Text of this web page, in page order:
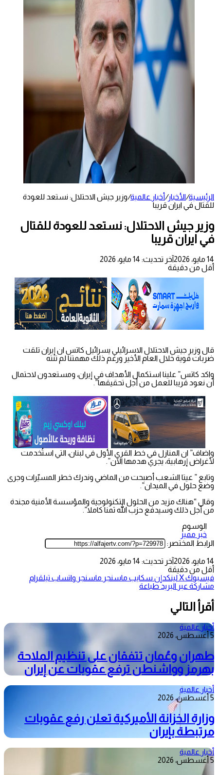
الرئيسية/الأخبار/أخبار عالمية/وزير جيش الاحتلال: نستعد للعودة
للقتال في ايران قريبا
وزير جيش الاحتلال: نستعد للعودة للقتال
في ايران قريبا
14 مايو، 2026
آخر تحديث: 14 مايو، 2026
أقل من دقيقة
قال وزير جيش الاحتلال الاسرائيلي يسرائيل كاتس ان إيران تلقت
ضربات قوية خلال العام الأخير ورغم ذلك مهمتنا لم تنته
واكد كاتس” علينا استكمال الأهداف في إيران، ومستعدون لاحتمال
أن نعود قريبا للعمل من أجل تحقيقها”.
واضاف” ان المنازل في خط القرى الأول في لبنان، التي استُخدمت
لأغراض إرهابية، يجري هدمها الآن”.
وتابع ” عيتا الشعب أصبحت من الماضي وندرك خطر المسيّرات وجرى
وضع حلول في الميدان”.
وقال “هناك مزيد من الحلول التكنولوجية والمؤسسة الأمنية مجندة
من أجل ذلك وسيدفع حزب الله ثمنا كاملا”.
الوسوم
خبر مميز
الرابط المختصر:
14 مايو، 2026
آخر تحديث: 14 مايو، 2026
أقل من دقيقة
فيسبوك‫Xلينكدإن سكايب ماسنجر ماسنجر واتساب تيلقرام
مشاركة عبر البريد طباعة
أقرأ التالي
أخبار عالمية
5 أغسطس، 2026
طهران وعُمان تتفقان على تنظيم الملاحة
بهرمز وواشنطن ترفع عقوبات عن إيران
أخبار عالمية
5 أغسطس، 2026
وزارة الخزانة الأميركية تعلن رفع عقوبات
مرتبطة بإيران
أخبار عالمية
5 أغسطس، 2026